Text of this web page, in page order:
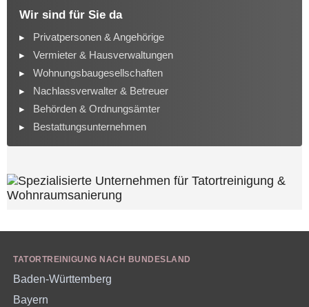
Wir sind für Sie da
Privatpersonen & Angehörige
Vermieter & Hausverwaltungen
Wohnungsbaugesellschaften
Nachlassverwalter & Betreuer
Behörden & Ordnungsämter
Bestattungsunternehmen
TATORTREINIGUNG NACH BUNDESLAND
Baden-Württemberg
Bayern